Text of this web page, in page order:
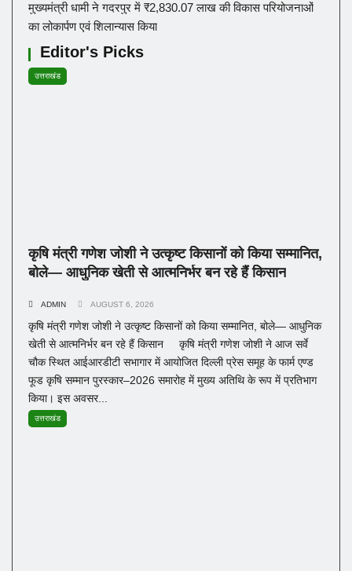
मुख्यमंत्री धामी ने गदरपुर में ₹2,830.07 लाख की विकास परियोजनाओं
का लोकार्पण एवं शिलान्यास किया
Editor's Picks
उत्तराखंड
कृषि मंत्री गणेश जोशी ने उत्कृष्ट किसानों को किया सम्मानित,
बोले— आधुनिक खेती से आत्मनिर्भर बन रहे हैं किसान
ADMIN AUGUST 6, 2026
कृषि मंत्री गणेश जोशी ने उत्कृष्ट किसानों को किया सम्मानित, बोले— आधुनिक
खेती से आत्मनिर्भर बन रहे हैं किसान कृषि मंत्री गणेश जोशी ने आज सर्वे
चौक स्थित आईआरडीटी सभागार में आयोजित दिल्ली प्रेस समूह के फार्म एण्ड
फूड कृषि सम्मान पुरस्कार–2026 समारोह में मुख्य अतिथि के रूप में प्रतिभाग
किया। इस अवसर...
उत्तराखंड